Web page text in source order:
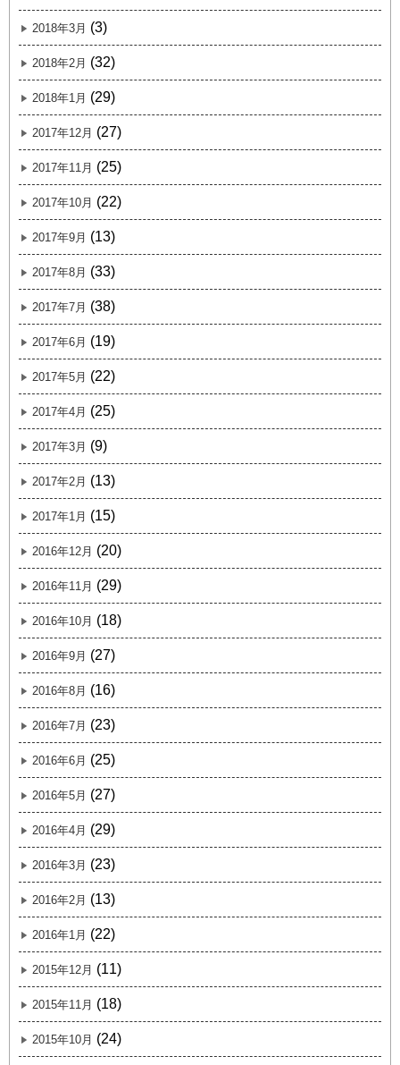
2018年3月 (3)
2018年2月 (32)
2018年1月 (29)
2017年12月 (27)
2017年11月 (25)
2017年10月 (22)
2017年9月 (13)
2017年8月 (33)
2017年7月 (38)
2017年6月 (19)
2017年5月 (22)
2017年4月 (25)
2017年3月 (9)
2017年2月 (13)
2017年1月 (15)
2016年12月 (20)
2016年11月 (29)
2016年10月 (18)
2016年9月 (27)
2016年8月 (16)
2016年7月 (23)
2016年6月 (25)
2016年5月 (27)
2016年4月 (29)
2016年3月 (23)
2016年2月 (13)
2016年1月 (22)
2015年12月 (11)
2015年11月 (18)
2015年10月 (24)